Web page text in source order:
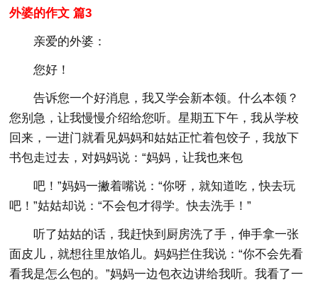
外婆的作文 篇3
亲爱的外婆：
您好！
告诉您一个好消息，我又学会新本领。什么本领？
您别急，让我慢慢介绍给您听。星期五下午，我从学校
回来，一进门就看见妈妈和姑姑正忙着包饺子，我放下
书包走过去，对妈妈说：“妈妈，让我也来包
吧！”妈妈一撇着嘴说：“你呀，就知道吃，快去玩
吧！”姑姑却说：“不会包才得学。快去洗手！”
听了姑姑的话，我赶快到厨房洗了手，伸手拿一张
面皮儿，就想往里放馅儿。妈妈拦住我说：“你不会先看
看我是怎么包的。”妈妈一边包衣边讲给我听。我看了一